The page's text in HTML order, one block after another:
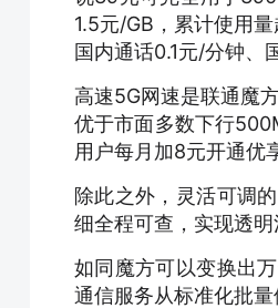
1.5元/GB，累计使用
国内通话0.1元/分钟、
高速5G网速是联通魔
优于市面多数下行
用户每月加8元开通
除此之外，灵活可调
细全程可查，实现透明
如同魔方可以变换出
通信服务从标准化批